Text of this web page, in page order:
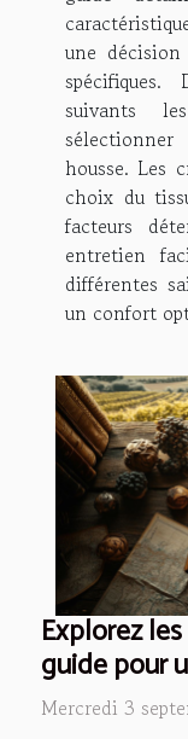
une
spécifiques.
suivants
housse. Les
choix du
facteurs
entretien
différentes
un confort
Explorez
guide pour
Mercredi 3